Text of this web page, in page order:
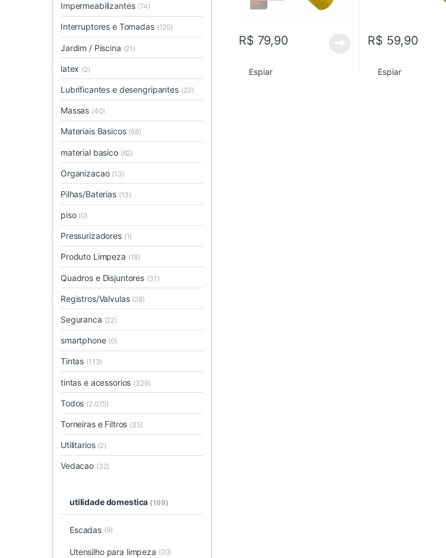
R$ 79,90
Espiar
R$ 59,90
Espiar
Impermeabilizantes (74)
Interruptores e Tomadas (120)
Jardim / Piscina (21)
latex (2)
Lubrificantes e desengripantes (23)
Massas (40)
Materiais Basicos (58)
material basico (62)
Organizacao (13)
Pilhas/Baterias (13)
piso (0)
Pressurizadores (1)
Produto Limpeza (18)
Quadros e Disjuntores (31)
Registros/Valvulas (28)
Seguranca (22)
smartphone (0)
Tintas (113)
tintas e acessorios (329)
Todos (2.075)
Torneiras e Filtros (35)
Utilitarios (2)
Vedacao (32)
utilidade domestica (169)
Escadas (9)
Utensilho para limpeza (20)